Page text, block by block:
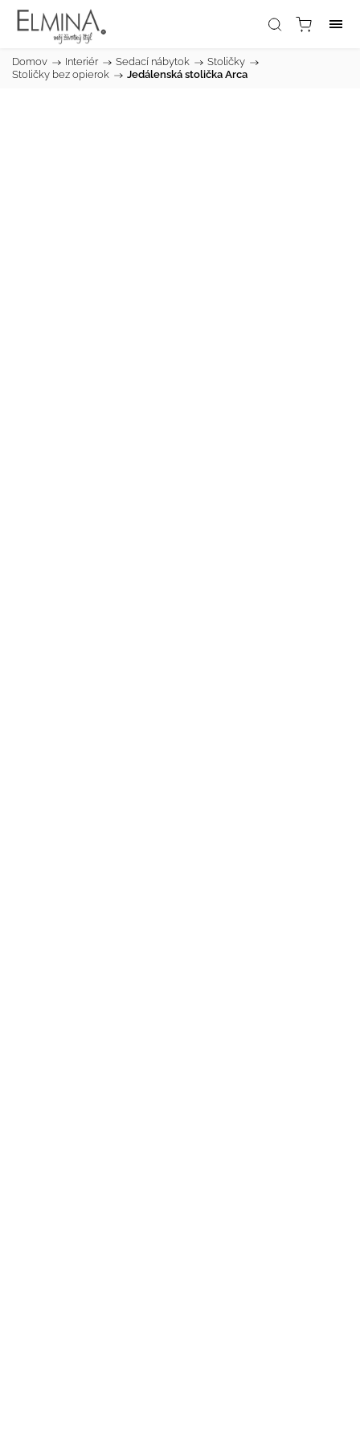
Domov / Interiér / Sedací nábytok / Stoličky /
Stoličky bez opierok / Jedálenská stolička Arca